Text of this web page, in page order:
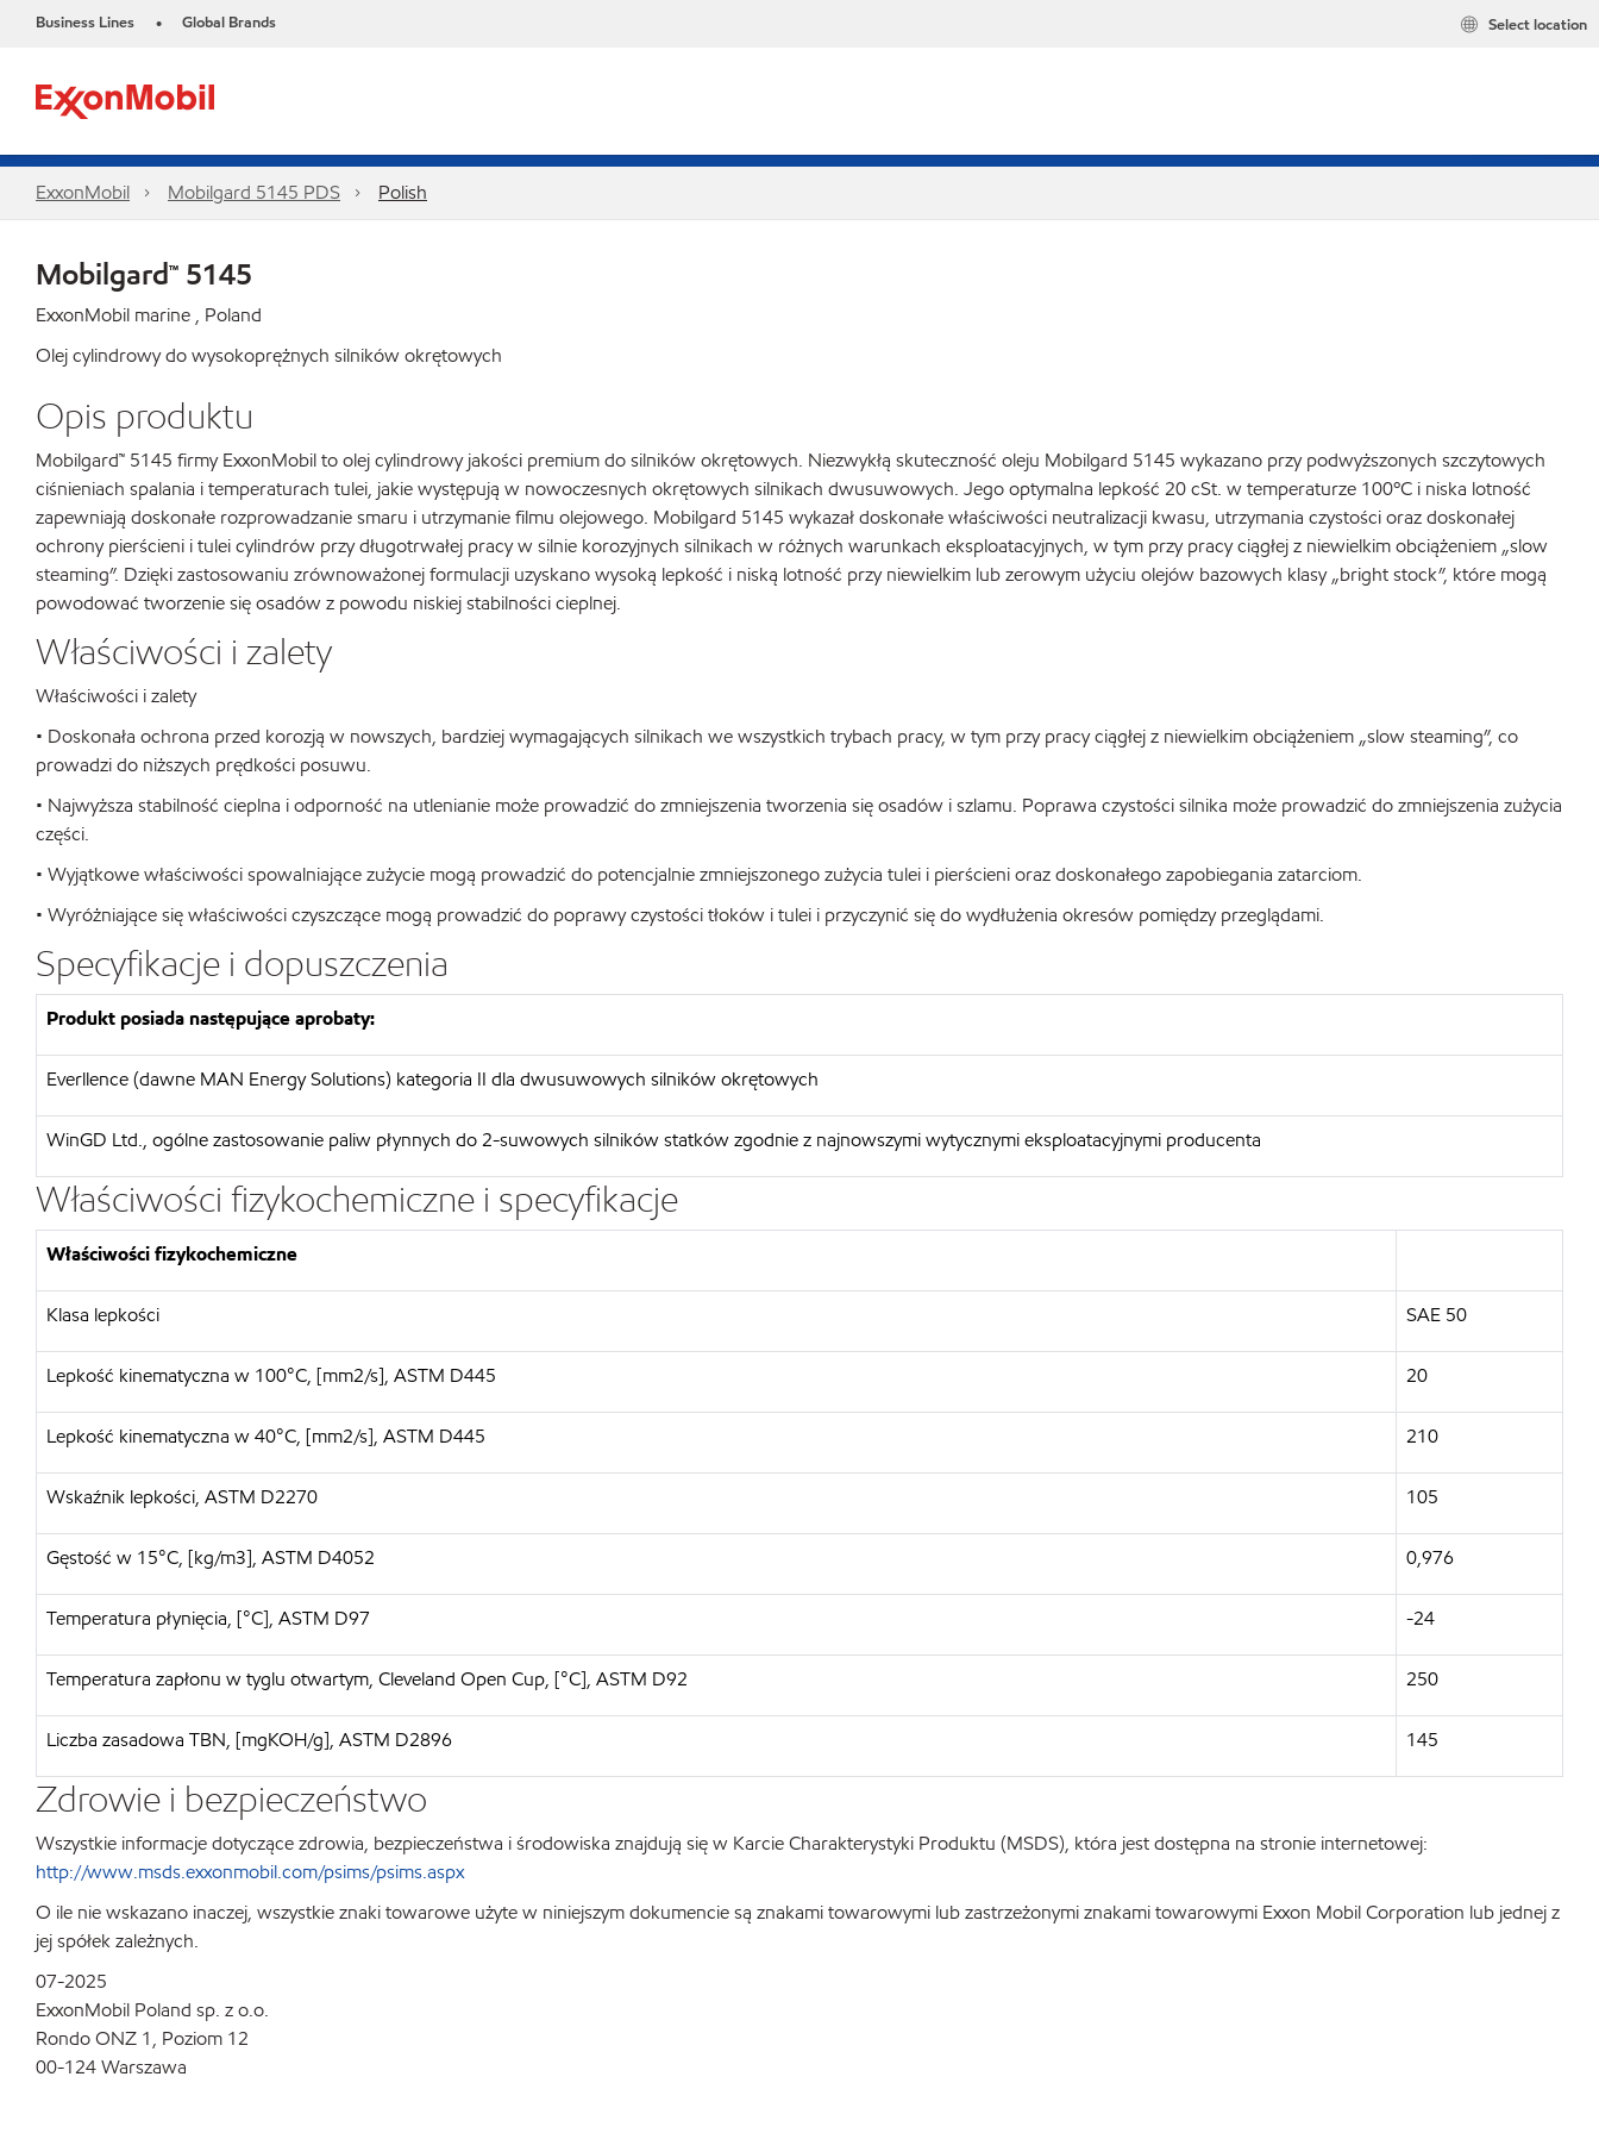
Business Lines • Global Brands Select location
ExxonMobil Mobilgard 5145 PDS Polish
Mobilgard™ 5145
ExxonMobil marine , Poland
Olej cylindrowy do wysokoprężnych silników okrętowych
Opis produktu
Mobilgard™ 5145 firmy ExxonMobil to olej cylindrowy jakości premium do silników okrętowych. Niezwykłą skuteczność oleju Mobilgard 5145 wykazano przy podwyższonych szczytowych
ciśnieniach spalania i temperaturach tulei, jakie występują w nowoczesnych okrętowych silnikach dwusuwowych. Jego optymalna lepkość 20 cSt. w temperaturze 100ºC i niska lotność
zapewniają doskonałe rozprowadzanie smaru i utrzymanie filmu olejowego. Mobilgard 5145 wykazał doskonałe właściwości neutralizacji kwasu, utrzymania czystości oraz doskonałej
ochrony pierścieni i tulei cylindrów przy długotrwałej pracy w silnie korozyjnych silnikach w różnych warunkach eksploatacyjnych, w tym przy pracy ciągłej z niewielkim obciążeniem „slow
steaming”. Dzięki zastosowaniu zrównoważonej formulacji uzyskano wysoką lepkość i niską lotność przy niewielkim lub zerowym użyciu olejów bazowych klasy „bright stock”, które mogą
powodować tworzenie się osadów z powodu niskiej stabilności cieplnej.
Właściwości i zalety
Właściwości i zalety
• Doskonała ochrona przed korozją w nowszych, bardziej wymagających silnikach we wszystkich trybach pracy, w tym przy pracy ciągłej z niewielkim obciążeniem „slow steaming”, co
prowadzi do niższych prędkości posuwu.
• Najwyższa stabilność cieplna i odporność na utlenianie może prowadzić do zmniejszenia tworzenia się osadów i szlamu. Poprawa czystości silnika może prowadzić do zmniejszenia zużycia
części.
• Wyjątkowe właściwości spowalniające zużycie mogą prowadzić do potencjalnie zmniejszonego zużycia tulei i pierścieni oraz doskonałego zapobiegania zatarciom.
• Wyróżniające się właściwości czyszczące mogą prowadzić do poprawy czystości tłoków i tulei i przyczynić się do wydłużenia okresów pomiędzy przeglądami.
Specyfikacje i dopuszczenia
Produkt posiada następujące aprobaty:
Everllence (dawne MAN Energy Solutions) kategoria II dla dwusuwowych silników okrętowych
WinGD Ltd., ogólne zastosowanie paliw płynnych do 2-suwowych silników statków zgodnie z najnowszymi wytycznymi eksploatacyjnymi producenta
Właściwości fizykochemiczne i specyfikacje
Właściwości fizykochemiczne
Klasa lepkości SAE 50
Lepkość kinematyczna w 100°C, [mm2/s], ASTM D445 20
Lepkość kinematyczna w 40°C, [mm2/s], ASTM D445 210
Wskaźnik lepkości, ASTM D2270 105
Gęstość w 15°C, [kg/m3], ASTM D4052 0,976
Temperatura płynięcia, [°C], ASTM D97 -24
Temperatura zapłonu w tyglu otwartym, Cleveland Open Cup, [°C], ASTM D92 250
Liczba zasadowa TBN, [mgKOH/g], ASTM D2896 145
Zdrowie i bezpieczeństwo
Wszystkie informacje dotyczące zdrowia, bezpieczeństwa i środowiska znajdują się w Karcie Charakterystyki Produktu (MSDS), która jest dostępna na stronie internetowej:
http://www.msds.exxonmobil.com/psims/psims.aspx
O ile nie wskazano inaczej, wszystkie znaki towarowe użyte w niniejszym dokumencie są znakami towarowymi lub zastrzeżonymi znakami towarowymi Exxon Mobil Corporation lub jednej z
jej spółek zależnych.
07-2025
ExxonMobil Poland sp. z o.o.
Rondo ONZ 1, Poziom 12
00-124 Warszawa